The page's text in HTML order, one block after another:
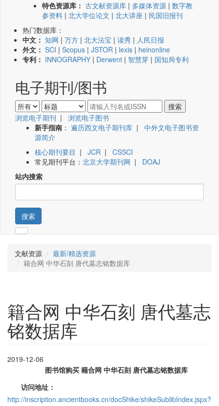
特色资源库： 古文献资源库 | 多媒体资源 | 数字教
参资料 | 北大学位论文 | 北大讲座 | 民国旧报刊
热门数据库：
中文： 知网 | 万方 | 北大法宝 | 读秀 | 人民日报
外文： SCI | Scopus | JSTOR | lexis | heinonline
专利： INNOGRAPHY | Derwent | 智慧芽 | 国知局专利
电子期刊/图书
浏览电子期刊 | 浏览电子图书
新手指南 ： 遍历西文电子期刊库 | 中外文电子图书资
源简介
核心期刊要目 | JCR | CSSCI
常见期刊平台： 北京大学期刊网 | DOAJ
站内搜索
搜索
文献资源
最新/精选资源
籍合网 中华石刻 唐代墓志铭数据库
籍合网 中华石刻 唐代墓志
铭数据库
2019-12-06
图书馆购买 籍合网 中华石刻 唐代墓志铭数据库
访问地址：
http://inscription.ancientbooks.cn/docShike/shikeSublibIndex.jspx?